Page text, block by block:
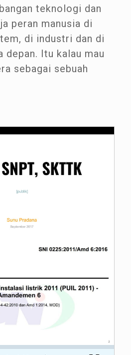
teknologi dan
peran manusia di
di industri dan di
depan. Itu kalau mau
sebagai sebuah